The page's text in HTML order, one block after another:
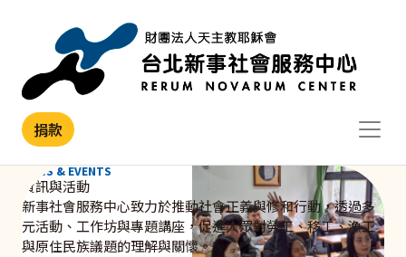
捐款
NEWS & EVENTS
資訊與活動
新事社會服務中心致力於推動社會正義與修和行動，透過多
元活動、工作坊與專題講座，促進大眾對勞工、移工、漁工
與原住民族議題的理解與關懷。